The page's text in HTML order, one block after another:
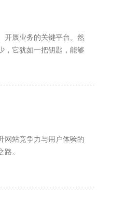
开展业务的关键平台。然
，它犹如一把钥匙，能够
网站竞争力与用户体验的
。